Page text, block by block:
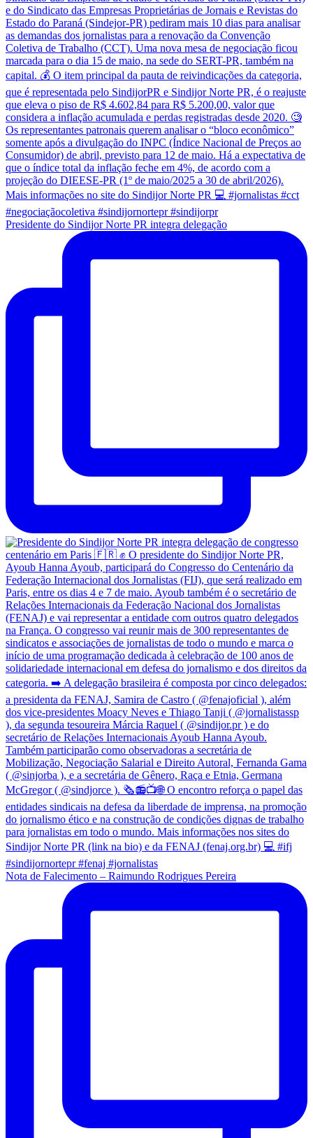
Presidente do Sindijor Norte PR integra delegação
Nota de Falecimento – Raimundo Rodrigues Pereira